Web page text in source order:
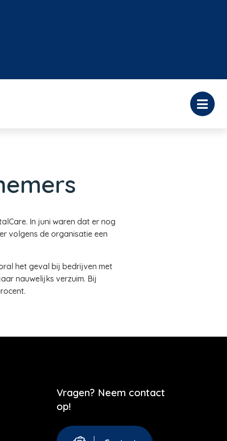
In juni waren dat er nog
volgens de organisatie een
het geval bij bedrijven met
nauwelijks verzuim. Bij
Vragen? Neem contact
op!